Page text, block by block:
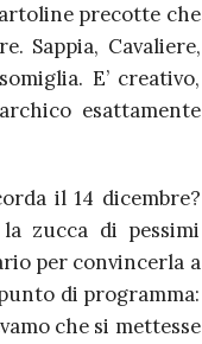
precotte che
Sappia, Cavaliere,
E’ creativo,
esattamente
il 14 dicembre?
zucca di pessimi
per convincerla a
di programma:
che si mettesse